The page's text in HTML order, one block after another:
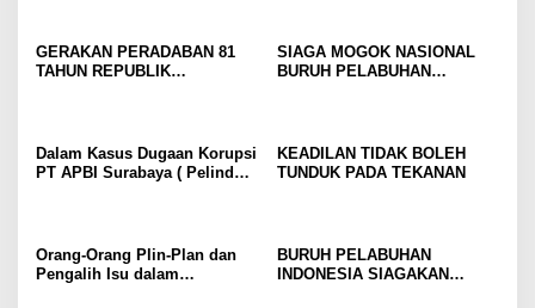
GERAKAN PERADABAN 81
TAHUN REPUBLIK
KEBERANIAN UNTUK
MENCIPTAKANNYA KEMBALI
SIAGA MOGOK NASIONAL
BURUH PELABUHAN
KONSOLIDASI LINTAS
ELEMEN DEWAN BURUH
Dalam Kasus Dugaan Korupsi
PT APBI Surabaya ( Pelindo
Kriminalisasi
KEADILAN TIDAK BOLEH
TUNDUK PADA TEKANAN
Orang-Orang Plin-Plan dan
Pengalih Isu dalam
BURUH PELABUHAN
INDONESIA SIAGAKAN